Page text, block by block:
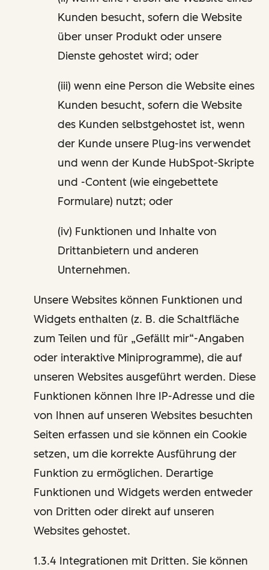
Kunden besucht, sofern die Website
über unser Produkt oder unsere
Dienste gehostet wird; oder
(iii) wenn eine Person die Website eines
Kunden besucht, sofern die Website
des Kunden selbstgehostet ist, wenn
der Kunde unsere Plug-ins verwendet
und wenn der Kunde HubSpot-Skripte
und -Content (wie eingebettete
Formulare) nutzt; oder
(iv) Funktionen und Inhalte von
Drittanbietern und anderen
Unternehmen.
Unsere Websites können Funktionen und
Widgets enthalten (z. B. die Schaltfläche
zum Teilen und für „Gefällt mir“-Angaben
oder interaktive Miniprogramme), die auf
unseren Websites ausgeführt werden. Diese
Funktionen können Ihre IP-Adresse und die
von Ihnen auf unseren Websites besuchten
Seiten erfassen und sie können ein Cookie
setzen, um die korrekte Ausführung der
Funktion zu ermöglichen. Derartige
Funktionen und Widgets werden entweder
von Dritten oder direkt auf unseren
Websites gehostet.
1.3.4 Integrationen mit Dritten. Sie können